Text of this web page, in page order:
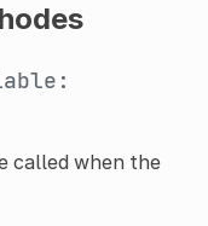
called when the